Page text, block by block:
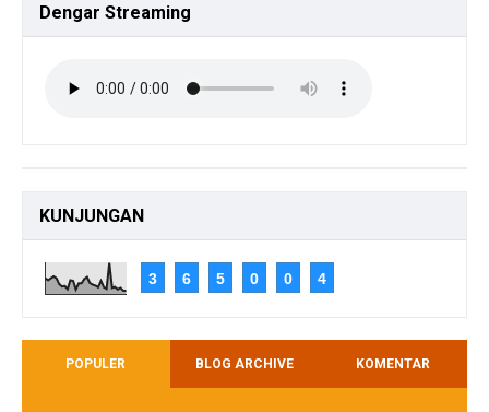
Dengar Streaming
KUNJUNGAN
3 6 5 0 0 4
POPULER BLOG ARCHIVE KOMENTAR